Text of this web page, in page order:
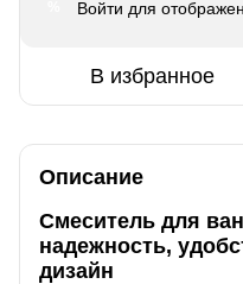
Войти для
В избранное
Описание
Смеситель для
надежность,
дизайн